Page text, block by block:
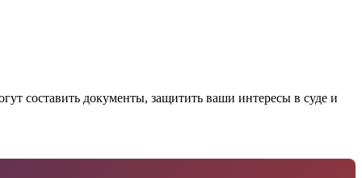
составить документы, защитить ваши интересы в суде и